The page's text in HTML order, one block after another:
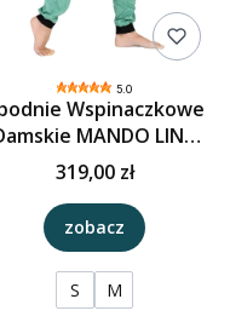
5.0
Wspinaczkowe
MANDO LINA
POP - Mięta
319,00 zł
zobacz
S M